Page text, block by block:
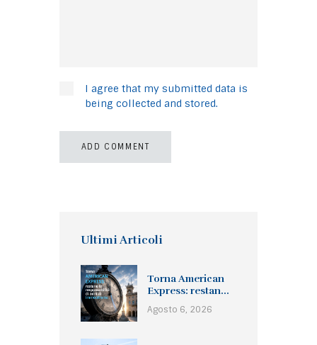
I agree that my submitted data is
being collected and stored.
Ultimi Articoli
Torna American
Express: restan...
Agosto 6, 2026